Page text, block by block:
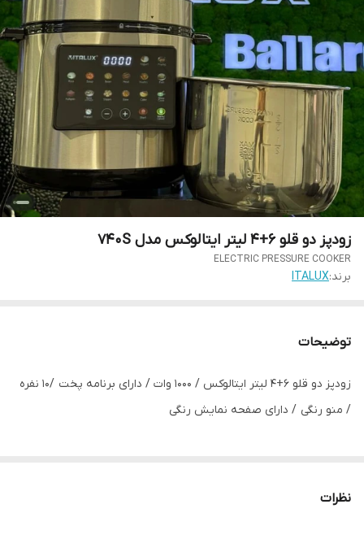
زودپز دو قلو 6+4 لیتر ایتالوکس مدل 740S
ELECTRIC PRESSURE COOKER
برند:ITALUX
توضیحات
زودپز دو قلو 6+4 لیتر ایتالوکس / 1000 وات / دارای برنامه پخت /10 نفره
/ منو رنگی / دارای صفحه نمایش رنگی
نظرات